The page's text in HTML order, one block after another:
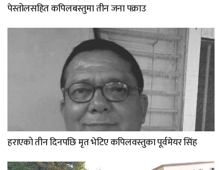
पेस्तोलसहित कपिलबस्तुमा तीन जना पक्राउ
हराएको तीन दिनपछि मृत भेटिए कपिलवस्तुका पूर्वमेयर सिंह